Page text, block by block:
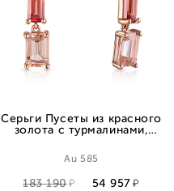
Серьги Пусеты из красного
золота с турмалинами,
бриллиантами
Au 585
183 190
54 957